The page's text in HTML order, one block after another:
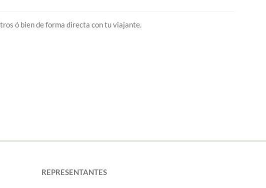
ó bien de forma directa con tu viajante.
REPRESENTANTES